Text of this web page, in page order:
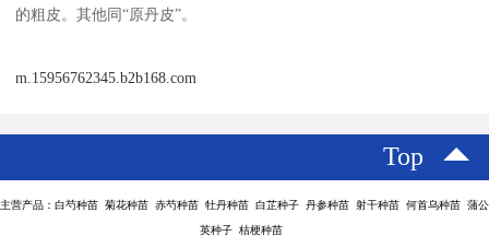
的粗皮。其他同“原丹皮”。
m.15956762345.b2b168.com
Top
主营产品：白芍种苗 菊花种苗 赤芍种苗 牡丹种苗 白芷种子 丹参种苗 射干种苗 何首乌种苗 蒲公
英种子 桔梗种苗